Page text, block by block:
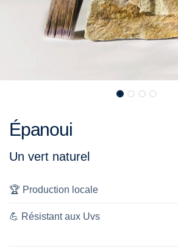
Épanoui
Un vert naturel
🏆 Production locale
💪 Résistant aux Uvs